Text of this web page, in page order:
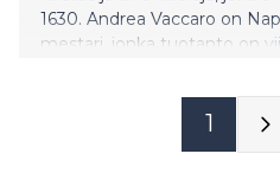
1630. Andrea Vaccaro on
mestari, jonka tuotanto on
varhaistuotantonsa, johon
taidemuseon hankkima
1